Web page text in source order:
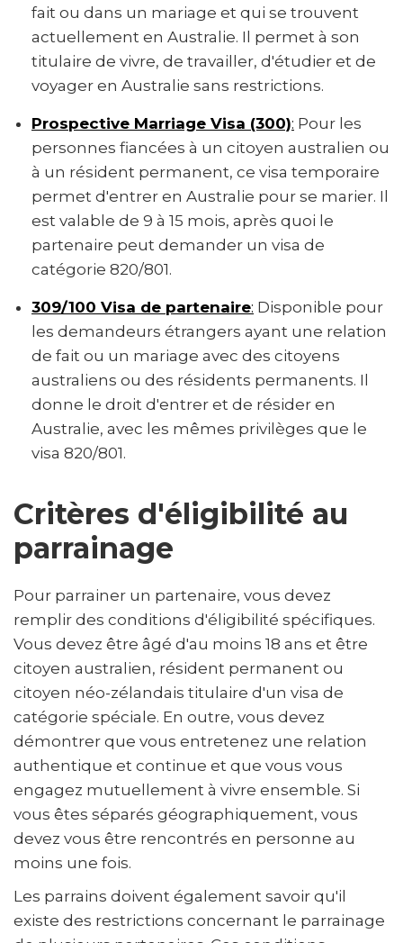
fait ou dans un mariage et qui se trouvent
actuellement en Australie. Il permet à son
titulaire de vivre, de travailler, d'étudier et de
voyager en Australie sans restrictions.
Prospective Marriage Visa (300): Pour les
personnes fiancées à un citoyen australien ou
à un résident permanent, ce visa temporaire
permet d'entrer en Australie pour se marier. Il
est valable de 9 à 15 mois, après quoi le
partenaire peut demander un visa de
catégorie 820/801.
309/100 Visa de partenaire: Disponible pour
les demandeurs étrangers ayant une relation
de fait ou un mariage avec des citoyens
australiens ou des résidents permanents. Il
donne le droit d'entrer et de résider en
Australie, avec les mêmes privilèges que le
visa 820/801.
Critères d'éligibilité au
parrainage
Pour parrainer un partenaire, vous devez
remplir des conditions d'éligibilité spécifiques.
Vous devez être âgé d'au moins 18 ans et être
citoyen australien, résident permanent ou
citoyen néo-zélandais titulaire d'un visa de
catégorie spéciale. En outre, vous devez
démontrer que vous entretenez une relation
authentique et continue et que vous vous
engagez mutuellement à vivre ensemble. Si
vous êtes séparés géographiquement, vous
devez vous être rencontrés en personne au
moins une fois.
Les parrains doivent également savoir qu'il
existe des restrictions concernant le parrainage